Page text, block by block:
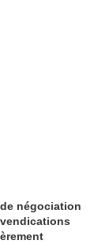
négociation